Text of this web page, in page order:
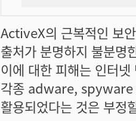
ActiveX의 근복적인 보
출처가 분명하지 불분명
이에 대한 피해는 인터
각종 adware, spyware
활용되었다는 것은 부정